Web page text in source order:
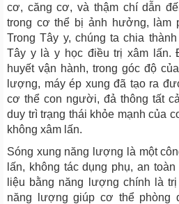
cơ, căng cơ, và thậm chí dẫn
trong cơ thể bị ảnh hưởng, làm
Trong Tây y, chúng ta chia
Tây y là y học điều trị xâm lấn.
huyết vận hành, trong góc độ
lượng, máy ép xung đã tạo ra
cơ thể con người, đả thông tất
duy trì trạng thái khỏe mạnh của
không xâm lấn.
Sóng xung năng lượng là một
lấn, không tác dụng phụ, an
liệu bằng năng lượng chính là
năng lượng giúp cơ thể phòng